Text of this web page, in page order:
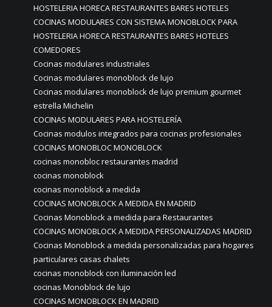
HOSTELERIA HORECA RESTAURANTES BARES HOTELES
COCINAS MODULARES CON SISTEMA MONOBLOCK PARA
HOSTELERIA HORECA RESTAURANTES BARES HOTELES
COMEDORES
Cocinas modulares industriales
Cocinas modulares monoblock de lujo
Cocinas modulares monoblock de lujo premium gourmet
estrella Michelin
COCINAS MODULARES PARA HOSTELERÍA
Cocinas modulos integrados para cocinas profesionales
COCINAS MONOBLOC MONOBLOCK
cocinas monobloc restaurantes madrid
cocinas monoblock
cocinas monoblock a medida
COCINAS MONOBLOCK A MEDIDA EN MADRID
Cocinas Monoblock a medida para Restaurantes
COCINAS MONOBLOCK A MEDIDA PERSONALIZADAS MADRID
Cocinas Monoblock a medida personalizadas para hogares
particulares casas chalets
cocinas monoblock con iluminación led
cocinas Monoblock de lujo
COCINAS MONOBLOCK EN MADRID